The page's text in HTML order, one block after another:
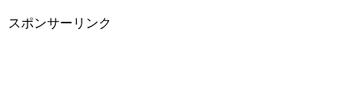
スポンサーリンク